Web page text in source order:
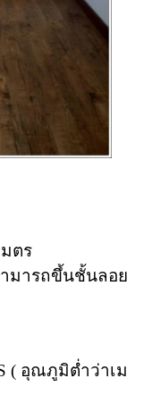
ตร
มารถขึ้นชั้นลอย
( อุณภูมิต่ำว่าเม